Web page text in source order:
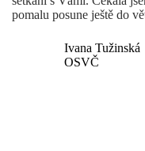
pomalu posune ještě do
Ivana Tužinská
OSVČ